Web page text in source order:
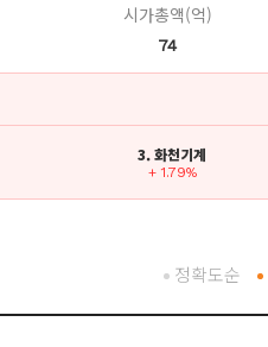
시가총액(억)
74
3. 화천기계
+ 1.79%
정확도순